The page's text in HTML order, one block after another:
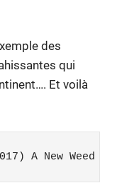
des
qui
Et voilà
A New Weed